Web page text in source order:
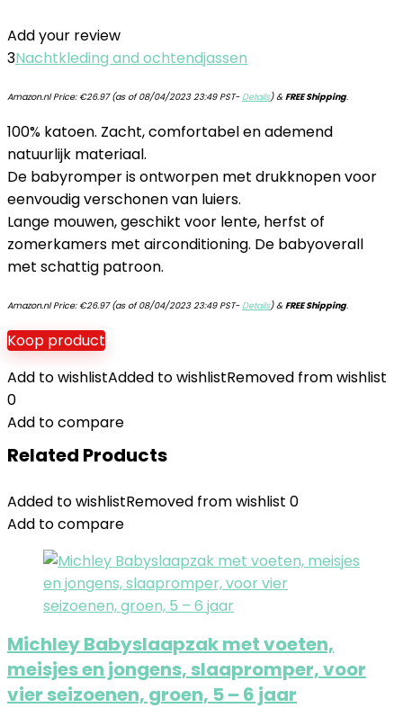
Add your review
3Nachtkleding and ochtendjassen
Amazon.nl Price: €26.97(as of 08/04/2023 23:49 PST- Details)&FREE Shipping.
100% katoen. Zacht, comfortabel en ademend
natuurlijk materiaal.
De babyromper is ontworpen met drukknopen voor
eenvoudig verschonen van luiers.
Lange mouwen, geschikt voor lente, herfst of
zomerkamers met airconditioning. De babyoverall
met schattig patroon.
Amazon.nl Price: €26.97(as of 08/04/2023 23:49 PST- Details)&FREE Shipping.
Koop product
Add to wishlistAdded to wishlistRemoved from wishlist
0
Add to compare
Related Products
Added to wishlistRemoved from wishlist 0
Add to compare
Michley Babyslaapzak met voeten,
meisjes en jongens, slaapromper, voor
vier seizoenen, groen, 5 – 6 jaar